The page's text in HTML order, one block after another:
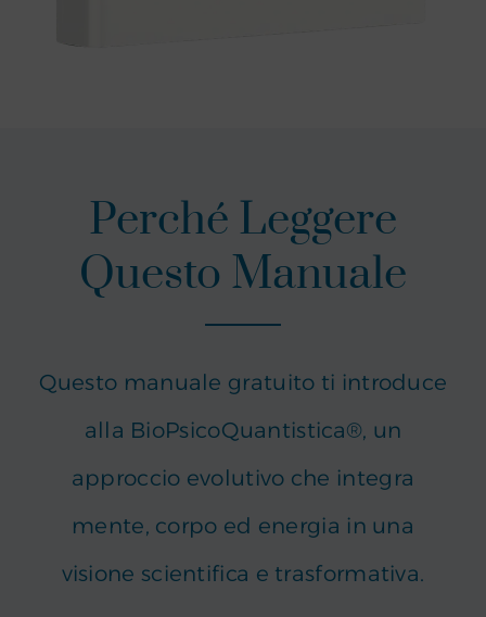
Perché Leggere
Questo Manuale
Questo manuale gratuito ti introduce
alla BioPsicoQuantistica®, un
approccio evolutivo che integra
mente, corpo ed energia in una
visione scientifica e trasformativa.